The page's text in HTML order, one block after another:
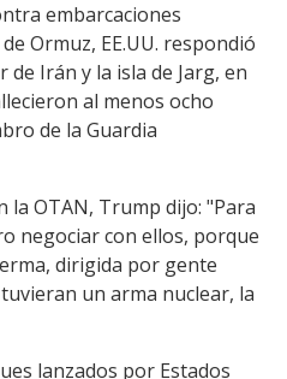
embarcaciones
Ormuz, EE.UU. respondió
Irán y la isla de Jarg, en
al menos ocho
de la Guardia
OTAN, Trump dijo: "Para
negociar con ellos, porque
dirigida por gente
un arma nuclear, la
lanzados por Estados